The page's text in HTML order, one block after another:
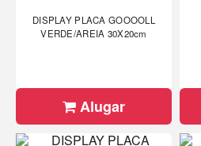
DISPLAY PLACA GOOOOLL
VERDE/AREIA 30X20cm
Alugar